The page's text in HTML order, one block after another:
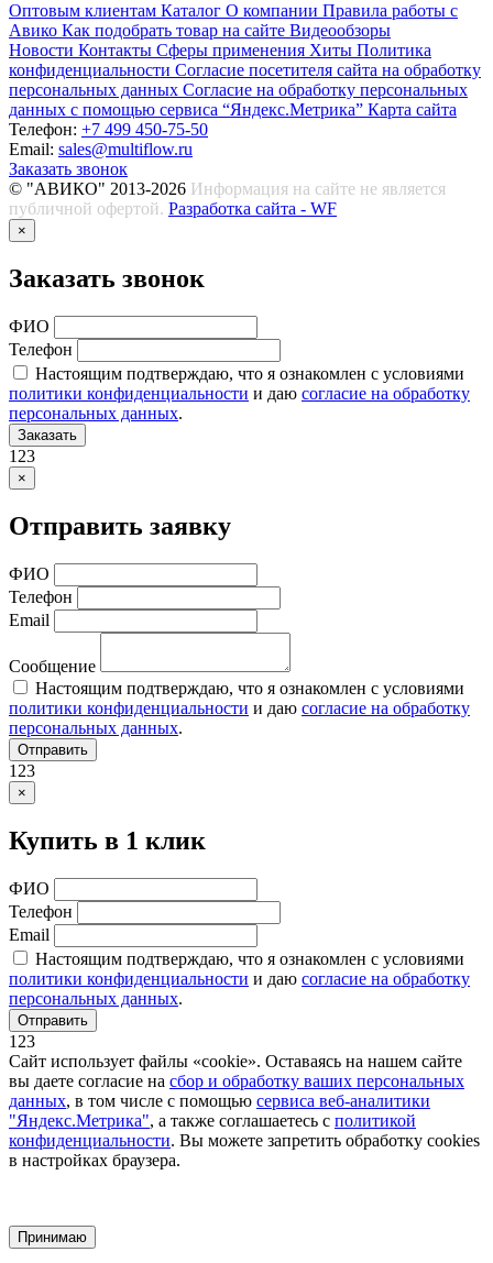
Оптовым клиентам Каталог О компании Правила работы с
Авико Как подобрать товар на сайте Видеообзоры
Новости Контакты Сферы применения Хиты Политика
конфиденциальности Согласие посетителя сайта на обработку
персональных данных Согласие на обработку персональных
данных с помощью сервиса “Яндекс.Метрика” Карта сайта
Телефон: +7 499 450-75-50
Email: sales@multiflow.ru
Заказать звонок
© "АВИКО" 2013-2026 Информация на сайте не является
публичной офертой. Разработка сайта - WF
×
Заказать звонок
ФИО
Телефон
Настоящим подтверждаю, что я ознакомлен с условиями
политики конфиденциальности и даю согласие на обработку
персональных данных.
Заказать
123
×
Отправить заявку
ФИО
Телефон
Email
Сообщение
Настоящим подтверждаю, что я ознакомлен с условиями
политики конфиденциальности и даю согласие на обработку
персональных данных.
Отправить
123
×
Купить в 1 клик
ФИО
Телефон
Email
Настоящим подтверждаю, что я ознакомлен с условиями
политики конфиденциальности и даю согласие на обработку
персональных данных.
Отправить
123
Сайт использует файлы «cookie». Оставаясь на нашем сайте
вы даете согласие на сбор и обработку ваших персональных
данных, в том числе с помощью сервиса веб-аналитики
"Яндекс.Метрика", а также соглашаетесь с политикой
конфиденциальности. Вы можете запретить обработку cookies
в настройках браузера.
Принимаю